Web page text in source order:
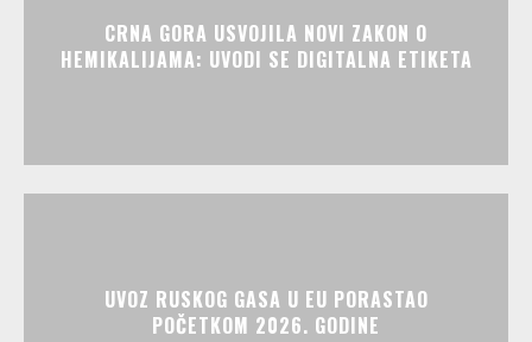
CRNA GORA USVOJILA NOVI ZAKON O
HEMIKALIJAMA: UVODI SE DIGITALNA ETIKETA
UVOZ RUSKOG GASA U EU PORASTAO
POČETKOM 2026. GODINE